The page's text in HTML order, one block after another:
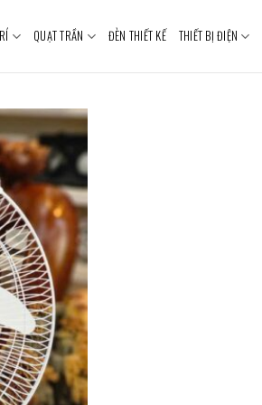
QUẠT TRẦN ĐÈN THIẾT KẾ THIẾT BỊ ĐIỆN